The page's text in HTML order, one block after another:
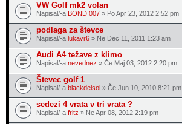
VW Golf mk2 volan
Napisal/-a BOND 007 » Po Apr 23, 2012 2:52 pm
podlaga za števce
Napisal/-a lukavr6 » Ne Dec 11, 2011 1:23 am
Audi A4 težave z klimo
Napisal/-a nevednez » Če Maj 03, 2012 2:20 pm
Števec golf 1
Napisal/-a blackdelsol » Če Jun 10, 2010 8:21 pm
sedezi 4 vrata v tri vrata ?
Napisal/-a fritz » Ne Apr 08, 2012 2:19 pm